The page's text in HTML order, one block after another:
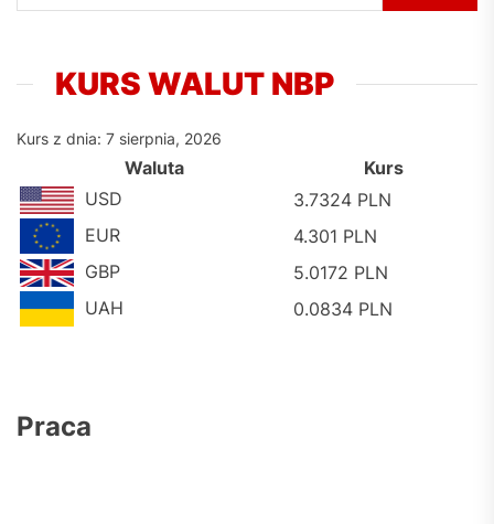
KURS WALUT NBP
Kurs z dnia: 7 sierpnia, 2026
Waluta
Kurs
USD
3.7324 PLN
EUR
4.301 PLN
GBP
5.0172 PLN
UAH
0.0834 PLN
Praca